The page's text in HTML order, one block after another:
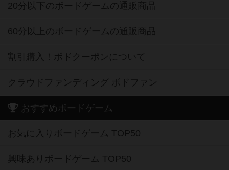
20分以下のボードゲームの通販商品
60分以上のボードゲームの通販商品
割引購入！ボドクーポンについて
クラウドファンディング ボドファン
おすすめボードゲーム
お気に入りボードゲーム TOP50
興味ありボードゲーム TOP50